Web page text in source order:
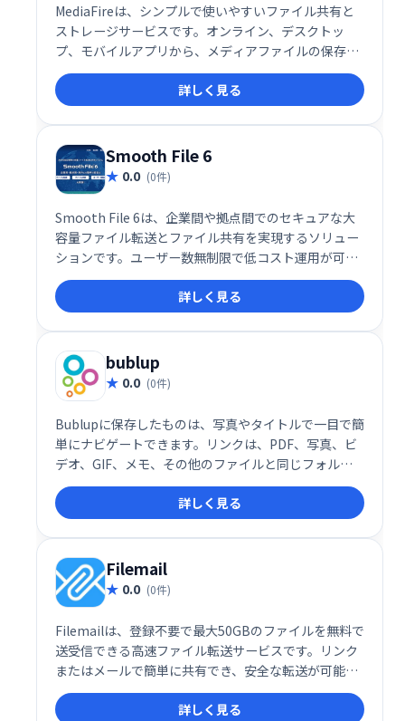
MediaFireは、シンプルで使いやすいファイル共有と
ストレージサービスです。オンライン、デスクトッ
プ、モバイルアプリから、メディアファイルの保存、
共有、閲覧が可能です。 多くのデバイスでアクセスで
き、手軽にファイルを管理できます。
詳しく見る
Smooth File 6
0.0 (0件)
Smooth File 6は、企業間や拠点間でのセキュアな大
容量ファイル転送とファイル共有を実現するソリュー
ションです。ユーザー数無制限で低コスト運用が可
能。スムーズなデータ連携と安全なファイル管理で、
業務効率を大幅に向上させます。
詳しく見る
bublup
0.0 (0件)
Bublupに保存したものは、写真やタイトルで一目で簡
単にナビゲートできます。リンクは、PDF、写真、ビ
デオ、GIF、メモ、その他のファイルと同じフォルダ
ーに保存してください。レシピや面白いミームを集め
ているときも、友達と旅行を計画しているときも、仕
事のプロジェクトをしているときも、すべてがうまく
調和しています。
詳しく見る
Filemail
0.0 (0件)
Filemailは、登録不要で最大50GBのファイルを無料で
送受信できる高速ファイル転送サービスです。リンク
またはメールで簡単に共有でき、安全な転送が可能で
す。有料会員なら容量無制限で利用できます。大きな
ファイルの送受信に最適なソリューションです。
詳しく見る